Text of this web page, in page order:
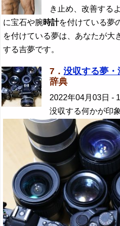
き止め、改善する
に宝石や腕時計を付けている夢
を付けている夢は、あなたが大
する吉夢です。
7． 没収する夢
辞典
2022年04月03日 -
没収する何かが印